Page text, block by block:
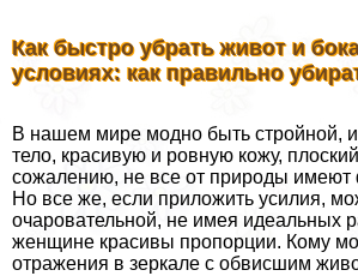
Как быстро убрать живот и
условиях: как правильно
В нашем мире модно быть стройной,
тело, красивую и ровную кожу,
сожалению, не все от природы
Но все же, если приложить усилия,
очаровательной, не имея идеальных
женщине красивы пропорции. Кому
отражения в зеркале с обвисшим